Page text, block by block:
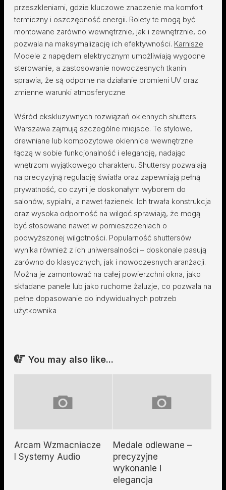
przeszkleniami, gdzie kluczowe znaczenie ma komfort
termiczny i oszczędność energii. Rolety te mogą być
montowane zarówno wewnętrznie, jak i zewnętrznie, co
pozwala na maksymalizację ich efektywności. Karnisze
Modele z napędem elektrycznym umożliwiają wygodne
sterowanie, a zastosowanie nowoczesnych tkanin
sprawia, że są odporne na działanie promieni UV oraz
zmienne warunki atmosferyczne
Wśród ekskluzywnych rozwiązań okiennych shutters
Warszawa zajmują szczególne miejsce. Te stylowe,
drewniane lub kompozytowe okiennice wewnętrzne
łączą w sobie funkcjonalność i elegancję, nadając
wnętrzom wyjątkowego charakteru. Shuttersy pozwalają
na precyzyjną regulację światła oraz zapewniają pełną
prywatność, co czyni je doskonałym wyborem do
salonów, sypialni, a nawet łazienek. Ich trwała konstrukcja
oraz wysoka odporność na wilgoć sprawiają, że mogą
być stosowane nawet w pomieszczeniach o
podwyższonej wilgotności. Popularność shuttersów
wynika również z ich uniwersalności – doskonale pasują
zarówno do klasycznych, jak i nowoczesnych aranżacji.
Można je zamontować na całej powierzchni okna, jako
składane panele lub jako ruchome żaluzje, co pozwala na
pełne dopasowanie do indywidualnych potrzeb
użytkownika
You may also like...
Arcam Wzmacniacze
I Systemy Audio
Medale odlewane –
precyzyjne
wykonanie i
elegancja